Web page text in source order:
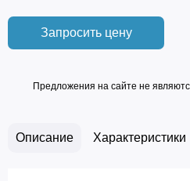
Запросить цену
Предложения на сайте не
Описание Характеристики